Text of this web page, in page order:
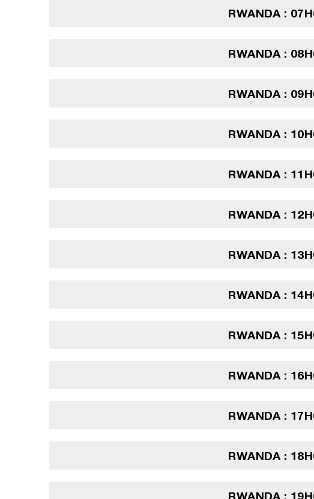
RWANDA :
RWANDA :
RWANDA :
RWANDA :
RWANDA :
RWANDA :
RWANDA :
RWANDA :
RWANDA :
RWANDA :
RWANDA :
RWANDA :
RWANDA :